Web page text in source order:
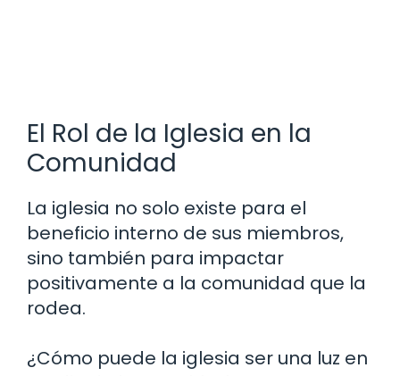
El Rol de la Iglesia en la
Comunidad
La iglesia no solo existe para el
beneficio interno de sus miembros,
sino también para impactar
positivamente a la comunidad que la
rodea.
¿Cómo puede la iglesia ser una luz en